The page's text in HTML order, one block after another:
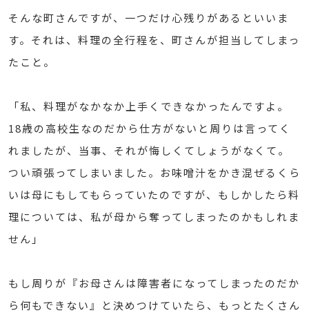
そんな町さんですが、一つだけ心残りがあるといいま
す。それは、料理の全行程を、町さんが担当してしまっ
たこと。
「私、料理がなかなか上手くできなかったんですよ。
18歳の高校生なのだから仕方がないと周りは言ってく
れましたが、当事、それが悔しくてしょうがなくて。
つい頑張ってしまいました。お味噌汁をかき混ぜるくら
いは母にもしてもらっていたのですが、もしかしたら料
理については、私が母から奪ってしまったのかもしれま
せん」
もし周りが『お母さんは障害者になってしまったのだか
ら何もできない』と決めつけていたら、もっとたくさん